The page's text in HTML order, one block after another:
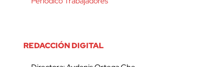
REDACCIÓN DIGITAL